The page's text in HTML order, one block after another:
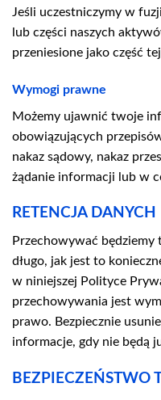
Jeśli uczestniczymy w
lub części naszych
przeniesione jako część
Wymogi prawne
Możemy ujawnić twoje
obowiązujących
nakaz sądowy, nakaz
żądanie informacji lub w
RETENCJA DANYCH
Przechowywać
długo, jak jest to
w niniejszej Polityce
przechowywania jest
prawo. Bezpiecznie
informacje, gdy nie będą
BEZPIECZEŃSTWO